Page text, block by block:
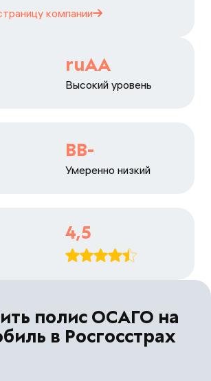
компании
ruAA
Высокий уровень
BB-
Умеренно низкий
4,5
полис ОСАГО на
в Росгосстрах